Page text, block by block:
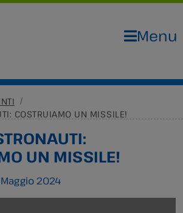
Menu
COSTRUIAMO UN MISSILE!
UN MISSILE!
Maggio 2024